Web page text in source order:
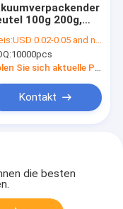
100g 200g,
mit
USD 0.02-0.05 and negotiation
10000pcs
Holen Sie sich aktuelle Preis
Kontakt
die besten